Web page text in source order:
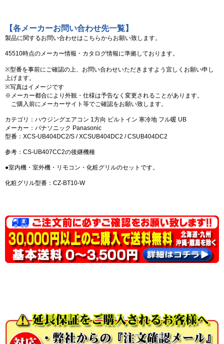
【各メーカーお問い合わせ先一覧】
製品に関するお問い合わせはこちらからお願い致します。
45510時点のメーカー情報・カタログ情報に準拠しております。
※型番を事前にご確認の上、お問い合わせいただきますよう宜しくお願い申し
上げます。
※写真はイメージです
※メーカー都合により外観・仕様は予告なく変更されることがあります。
ご購入前にメーカーサイト等でご確認をお願い致します。
カテゴリ：ハウジングエアコン 1方向 ビルトイン 寒冷地 フル暖 UB
メーカー：パナソニック Panasonic
型番：XCS-UB404DC2/S / XCSUB404DC2 / CSUB404DC2
参考：CS-UB407CC2の後継機種
●室内機・室外機・リモコン・化粧グリルのセットです。
化粧グリル型番：CZ-BT10-W